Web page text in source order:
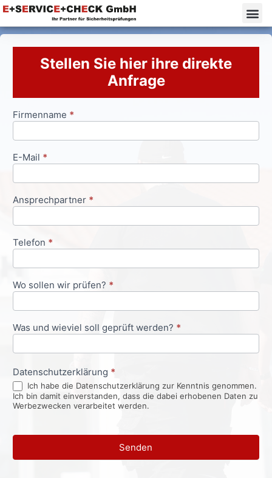
Stellen Sie hier ihre direkte
Anfrage
Anfrageformular
Firmenname *
E-Mail *
Ansprechpartner *
Telefon *
Wo sollen wir prüfen? *
Was und wieviel soll geprüft werden? *
Datenschutzerklärung *
Ich habe die Datenschutzerklärung zur Kenntnis genommen.
Ich bin damit einverstanden, dass die dabei erhobenen Daten zu
Werbezwecken verarbeitet werden.
Senden